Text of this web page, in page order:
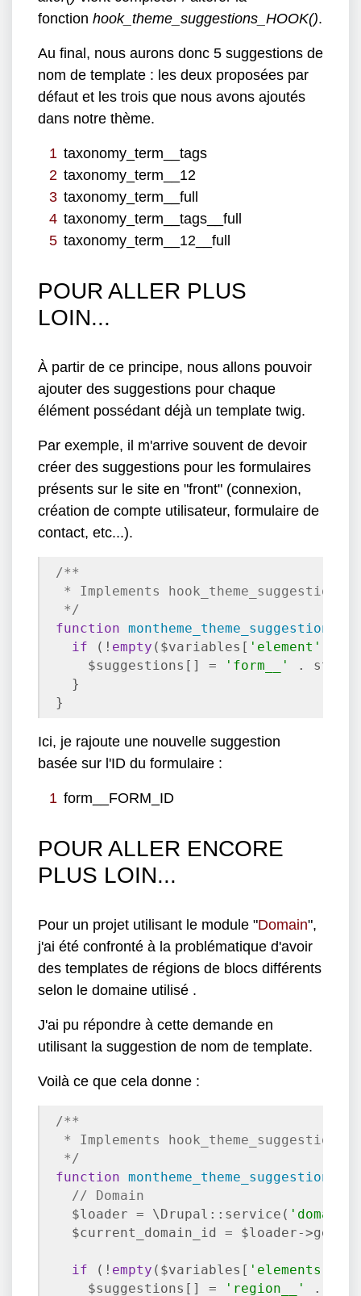
fonction hook_theme_suggestions_HOOK().
Au final, nous aurons donc 5 suggestions de
nom de template : les deux proposées par
défaut et les trois que nous avons ajoutés
dans notre thème.
taxonomy_term__tags
taxonomy_term__12
taxonomy_term__full
taxonomy_term__tags__full
taxonomy_term__12__full
POUR ALLER PLUS
LOIN...
À partir de ce principe, nous allons pouvoir
ajouter des suggestions pour chaque
élément possédant déjà un template twig.
Par exemple, il m'arrive souvent de devoir
créer des suggestions pour les formulaires
présents sur le site en "front" (connexion,
création de compte utilisateur, formulaire de
contact, etc...).
/**
* Implements
*/
function
if (! empty ($variables[ 'element'
    $suggestions[] =
'form__'
.
  }
}
Ici, je rajoute une nouvelle suggestion
basée sur l'ID du formulaire :
form__FORM_ID
POUR ALLER ENCORE
PLUS LOIN...
Pour un projet utilisant le module "Domain",
j'ai été confronté à la problématique d'avoir
des templates de régions de blocs différents
selon le domaine utilisé .
J'ai pu répondre à cette demande en
utilisant la suggestion de nom de template.
Voilà ce que cela donne :
/**
* Implements
*/
function
// Domain
  $loader = \Drupal::service(
$current_domain_id = $loader-
if (! empty ($variables[ 'elements'
    $suggestions[] =
'region__' .